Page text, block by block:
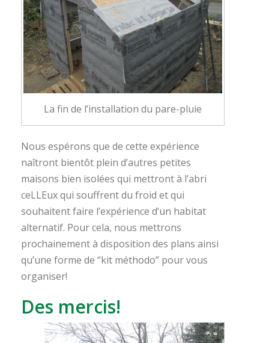
La fin de l’installation du pare-pluie
Nous espérons que de cette expérience
naîtront bientôt plein d’autres petites
maisons bien isolées qui mettront à l’abri
ceLLEux qui souffrent du froid et qui
souhaitent faire l’expérience d’un habitat
alternatif. Pour cela, nous mettrons
prochainement à disposition des plans ainsi
qu’une forme de “kit méthodo” pour vous
organiser!
Des mercis!